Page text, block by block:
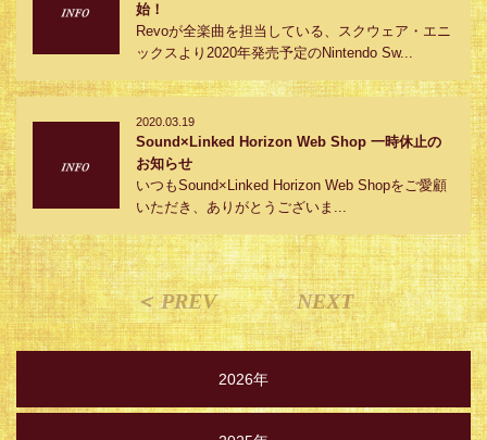
始！
Revoが全楽曲を担当している、スクウェア・エニ
ックスより2020年発売予定のNintendo Sw...
2020.03.19
Sound×Linked Horizon Web Shop 一時休止の
お知らせ
いつもSound×Linked Horizon Web Shopをご愛顧
いただき、ありがとうございま...
＜ PREV NEXT
2026年